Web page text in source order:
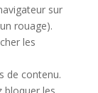
sur
rouage).
les
de contenu.